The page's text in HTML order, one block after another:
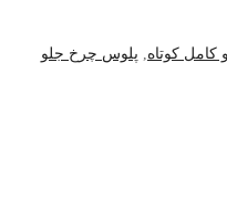
کامل کوتاه پلوس چرخ جلو